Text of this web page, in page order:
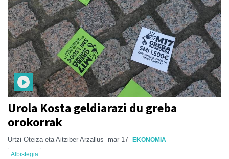
Urola Kosta geldiarazi du greba
orokorrak
Urtzi Oteiza eta Aitziber Arzallus mar 17 EKONOMIA
Albistegia